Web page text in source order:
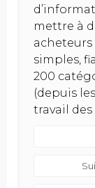
mettre à
simples,
200
(depuis
travail des